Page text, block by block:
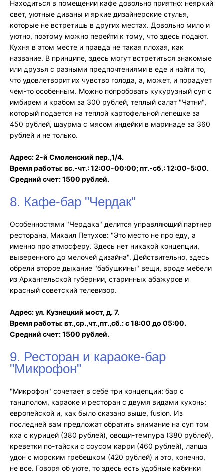
Находиться в помещении кафе довольно приятно: неяркий
свет, уютные диваны и яркие дизайнерские стулья,
которые не встретишь в других местах. Довольно мило и
уютно, поэтому можно перейти к тому, что здесь подают.
Кухня в этом месте и правда не такая плохая, как
название. В принципе, здесь могут встретиться знакомые
или друзья с разными предпочтениями в еде и найти то,
что удовлетворит их чувство голода, а, может, и порадует
чем-то особенным. Можно попробовать кукурузный суп с
имбирем и крабом за 300 рублей, теплый салат "Чатни",
который подается на теплой картофельной лепешке за
450 рублей, шаурма с мясом индейки в маринаде за 360
рублей и не только.
Адрес: 2-й Смоленский пер.,1/4.
Время работы: вс.-чт.: 12:00-00:00; пт.-сб.: 12:00-5:00.
Средний счет: 1500 рублей.
8. Кафе-бар "Чердак"
Особенностями "Чердака" делится управляющий партнер
ресторана, Михаил Петухов: "Это место не про еду, а
именно про атмосферу. Здесь нет никакой концепции,
выверенного до мелочей дизайна". Действительно, здесь
обрели второе дыхание "бабушкины" вещи, вроде мебели
из Архангельской губернии, старинных абажуров и
красный советский телевизор.
Адрес: ул. Кузнецкий мост, д. 7.
Время работы: вт.,ср.,чт.,пт.,сб.: с 18:00 до 05:00.
Средний счет: 1500 рублей.
9. Ресторан и караоке-бар
"Микрофон"
"Микрофон" сочетает в себе три концепции: бар с
танцполом, караоке и ресторан с двумя видами кухонь:
европейской и, как было сказано выше, fusion. Из
последней вам предложат обратить внимание на суп том
кха с курицей (380 рублей), овощи-темпура (380 рублей),
креветки по-тайски с соусом карри (460 рублей), лапша
удон с морским гребешком (420 рублей) и это, конечно,
не все. Говоря об уюте, то здесь есть удобные кабинки